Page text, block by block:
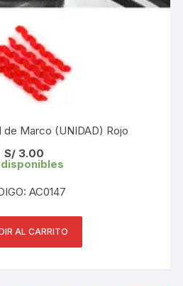
de Marco (UNIDAD) Rojo
S/3.00
AC0147
AL CARRITO